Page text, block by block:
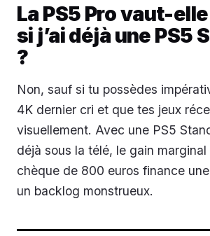
La PS5 Pro vaut-
si j’ai déjà une PS5
?
Non, sauf si tu possèdes
4K dernier cri et que tes jeux
visuellement. Avec une PS5
déjà sous la télé, le gain
chèque de 800 euros finance
un backlog monstrueux.